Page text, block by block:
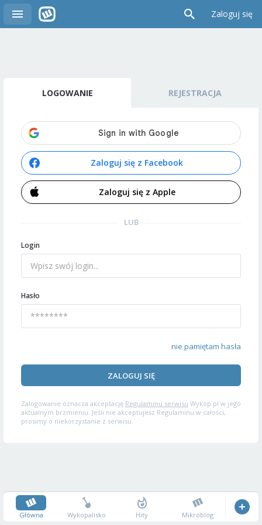
Zaloguj się
LOGOWANIE REJESTRACJA
Zaloguj się z Facebook
Zaloguj się z Apple
LUB
Login
Hasło
nie pamiętam hasła
ZALOGUJ SIĘ
Zalogowanie oznacza akceptację Regulaminu serwisu Wykop.pl w jego
aktualnym brzmieniu. Jeśli nie akceptujesz Regulaminu w całości,
prosimy o niekorzystanie z serwisu.
Główna Wykopalisko Hity Mikroblog